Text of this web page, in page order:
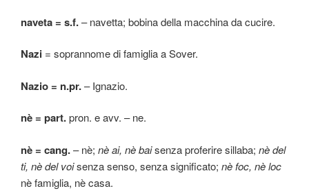
naveta = s.f.– navetta; bobina della macchina da cucire.
Nazi = soprannome di famiglia a Sover.
Nazio = n.pr.– Ignazio.
nè = part.pron. e avv. – ne.
nè = cang.– nè; nè ai, nè baisenza proferire sillaba; nè del
ti, nè del voisenza senso, senza significato; nè foc, nè loc
nè famiglia, nè casa.